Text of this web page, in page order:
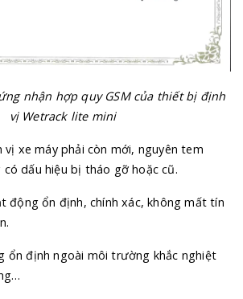
nhận hợp quy GSM của thiết bị định
vị Wetrack lite mini
xe máy phải còn mới, nguyên tem
có dấu hiệu bị tháo gỡ hoặc cũ.
động ổn định, chính xác, không mất tín
ổn định ngoài môi trường khắc nghiệt